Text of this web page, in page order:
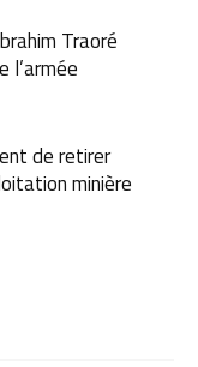
Traoré
l’armée
de retirer
minière